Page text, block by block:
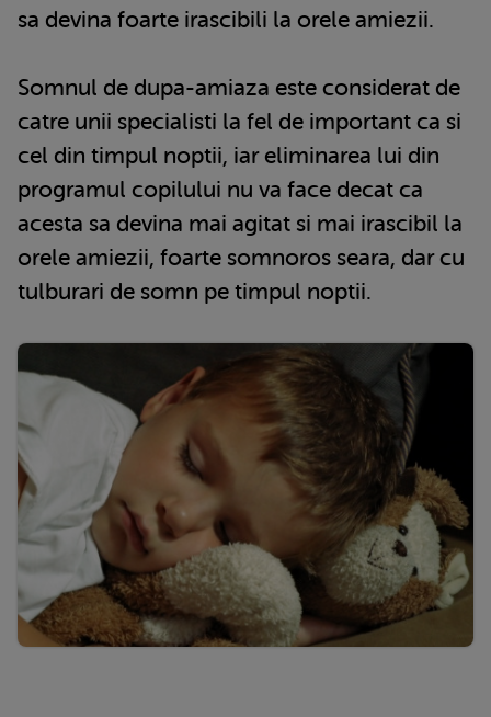
sa devina foarte irascibili la orele amiezii.
Somnul de dupa-amiaza este considerat de
catre unii specialisti la fel de important ca si
cel din timpul noptii, iar eliminarea lui din
programul copilului nu va face decat ca
acesta sa devina mai agitat si mai irascibil la
orele amiezii, foarte somnoros seara, dar cu
tulburari de somn pe timpul noptii.